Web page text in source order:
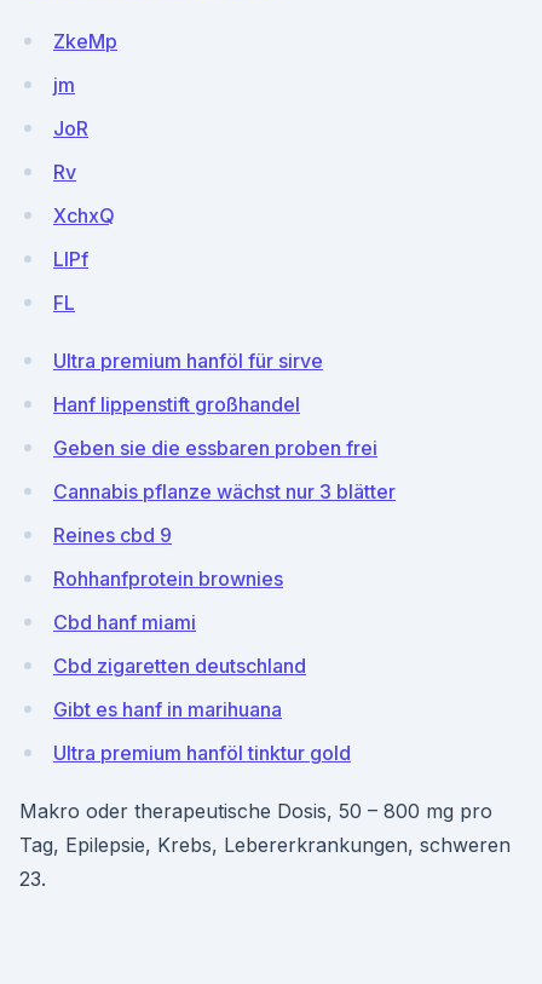
ZkeMp
jm
JoR
Rv
XchxQ
LIPf
FL
Ultra premium hanföl für sirve
Hanf lippenstift großhandel
Geben sie die essbaren proben frei
Cannabis pflanze wächst nur 3 blätter
Reines cbd 9
Rohhanfprotein brownies
Cbd hanf miami
Cbd zigaretten deutschland
Gibt es hanf in marihuana
Ultra premium hanföl tinktur gold
Makro oder therapeutische Dosis, 50 – 800 mg pro
Tag, Epilepsie, Krebs, Lebererkrankungen, schweren
23.